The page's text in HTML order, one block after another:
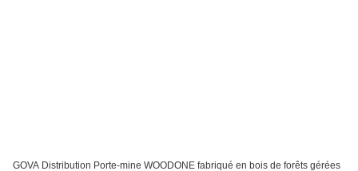
GOVA Distribution Porte-mine WOODONE fabriqué en bois de forêts gérées